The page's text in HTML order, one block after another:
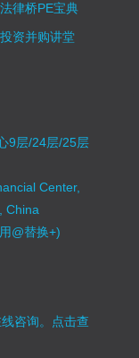
法律桥PE宝典
投资并购讲堂
9层/24层/25层
Center,
China
@替换+)
咨询。 点击查